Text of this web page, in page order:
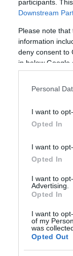
participants.
Downstream
Please note
information
deny consent to
in below Google
Personal
I want to
Opted In
I want to
Opted In
I want to
Advertising.
Opted In
I want to
of my
was
Opted Out
sekä
Mikä meni
osoitteesta